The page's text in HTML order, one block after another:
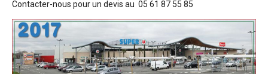
Contacter-nous pour un devis au 05 61 87 55 85